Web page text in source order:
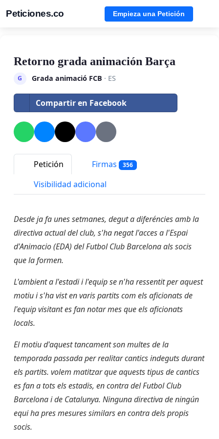
Peticiones.co Empieza una Petición
Retorno grada animación Barça
G Grada animació FCB · ES
Compartir en Facebook
Petición Firmas 356
Visibilidad adicional
Desde ja fa unes setmanes, degut a diferéncies amb la
directiva actual del club, s'ha negat l'acces a l'Espai
d'Animacio (EDA) del Futbol Club Barcelona als socis
que la formen.
L'ambient a l'estadi i l'equip se n'ha ressentit per aquest
motiu i s'ha vist en varis partits com els aficionats de
l'equip visitant es fan notar mes que els aficionats
locals.
El motiu d'aquest tancament son multes de la
temporada passada per realitar cantics indeguts durant
els partits. volem matitzar que aquests tipus de cantics
es fan a tots els estadis, en contra del Futbol Club
Barcelona i de Catalunya. Ninguna directiva de ningún
equi ha pres mesures similars en contra dels propis
socis.